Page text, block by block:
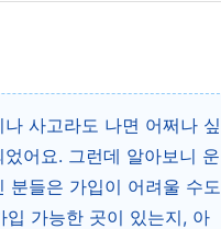
사고라도 나면 어쩌나 싶
어요. 그런데 알아보니 운
분들은 가입이 어려울 수도
가능한 곳이 있는지, 아